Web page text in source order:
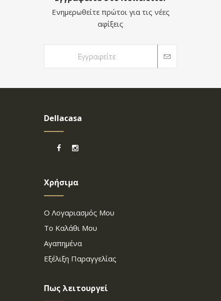
Ενημερωθείτε πρώτοι για τις νέες
αφίξεις
Dellacasa
Χρήσιμα
Ο Λογαριασμός Μου
Το Καλάθι Μου
Αγαπημένα
Εξέλιξη Παραγγελίας
Πως λειτουργεί